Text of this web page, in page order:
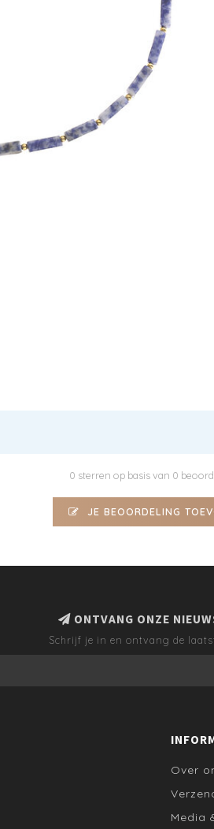
0 sterren op basis van 0
JE BEOORDELING
ONTVANG ONZE
Schrijf je in en ontvang de
Over
Media